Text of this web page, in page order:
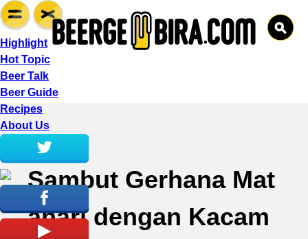
Highlight
Hot Topic
Beer Talk
Beer Guide
Recipes
About Us
Sambut Gerhana Mat
ahari dengan Kacam